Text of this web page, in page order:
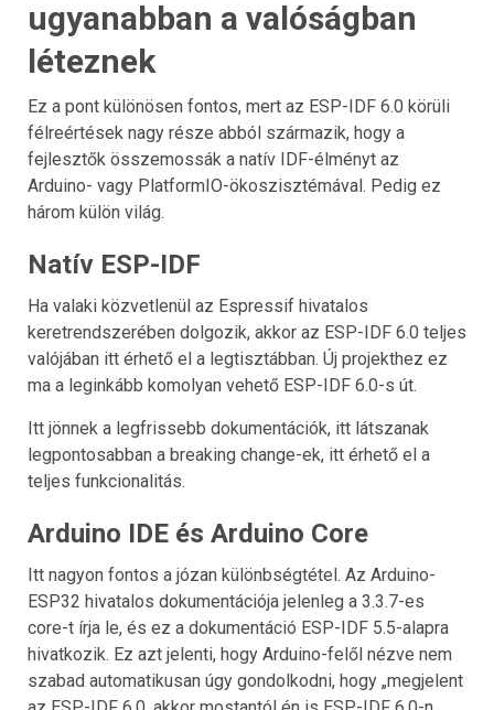
ugyanabban a valóságban
léteznek
Ez a pont különösen fontos, mert az ESP-IDF 6.0 körüli
félreértések nagy része abból származik, hogy a
fejlesztők összemossák a natív IDF-élményt az
Arduino- vagy PlatformIO-ökoszisztémával. Pedig ez
három külön világ.
Natív ESP-IDF
Ha valaki közvetlenül az Espressif hivatalos
keretrendszerében dolgozik, akkor az ESP-IDF 6.0 teljes
valójában itt érhető el a legtisztábban. Új projekthez ez
ma a leginkább komolyan vehető ESP-IDF 6.0-s út.
Itt jönnek a legfrissebb dokumentációk, itt látszanak
legpontosabban a breaking change-ek, itt érhető el a
teljes funkcionalitás.
Arduino IDE és Arduino Core
Itt nagyon fontos a józan különbségtétel. Az Arduino-
ESP32 hivatalos dokumentációja jelenleg a 3.3.7-es
core-t írja le, és ez a dokumentáció ESP-IDF 5.5-alapra
hivatkozik. Ez azt jelenti, hogy Arduino-felől nézve nem
szabad automatikusan úgy gondolkodni, hogy „megjelent